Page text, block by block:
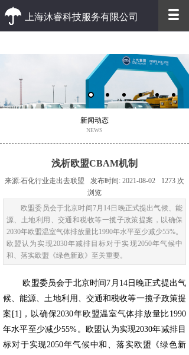
上海沐睿科技服务有限公司
优质的客户服务 高效的办事效率
新闻动态
NEWS
浅析欧盟CBAM机制
来源:石化行业走出去联盟 发布时间: 2021-08-02 1273 次
浏览
欧盟委员会于北京时间7月14日晚正式提出气候、能
源、土地利用、交通和税收等一揽子政策提案，以确保
2030年欧盟温室气体排放量比1990年水平至少减少55%。
欧盟认为实现2030年减排目标对于实现2050年气候中
和、落实欧盟《绿色新政》至关重要。
欧盟委员会于北京时间7月14日晚正式提出气
候、能源、土地利用、交通和税收等一揽子政策提
案[1]，以确保2030年欧盟温室气体排放量比1990
年水平至少减少55%。欧盟认为实现2030年减排目
标对于实现2050年气候中和、落实欧盟《绿色新